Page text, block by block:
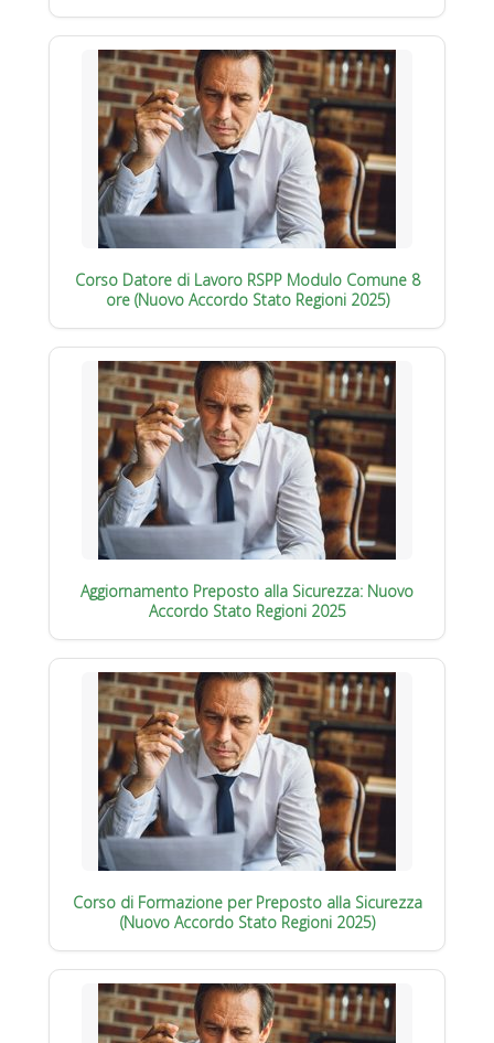
Corso Datore di Lavoro RSPP Modulo Comune 8
ore (Nuovo Accordo Stato Regioni 2025)
Aggiornamento Preposto alla Sicurezza: Nuovo
Accordo Stato Regioni 2025
Corso di Formazione per Preposto alla Sicurezza
(Nuovo Accordo Stato Regioni 2025)